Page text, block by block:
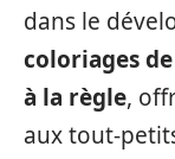
dans le
coloriages
à la règle,
aux tout-